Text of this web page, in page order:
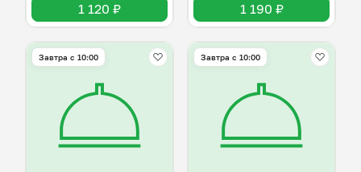
1 120 ₽ 1 190 ₽
Завтра c 10:00 Завтра c 10:00